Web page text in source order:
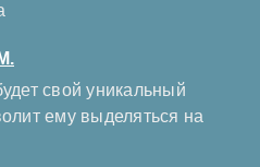
свой уникальный
ему выделяться на